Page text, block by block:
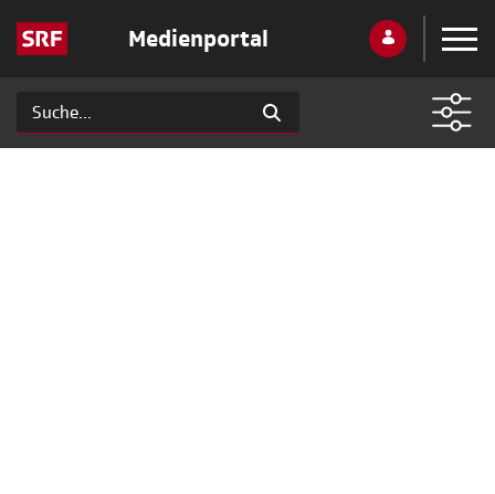
Medienportal